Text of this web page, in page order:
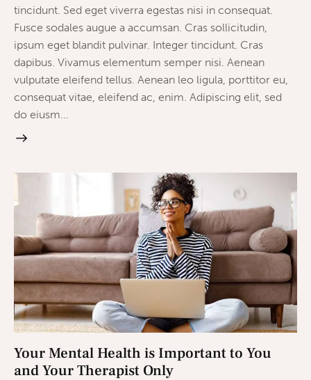
tincidunt. Sed eget viverra egestas nisi in consequat.
Fusce sodales augue a accumsan. Cras sollicitudin,
ipsum eget blandit pulvinar. Integer tincidunt. Cras
dapibus. Vivamus elementum semper nisi. Aenean
vulputate eleifend tellus. Aenean leo ligula, porttitor eu,
consequat vitae, eleifend ac, enim. Adipiscing elit, sed
do eiusm…
Your Mental Health is Important to You
and Your Therapist Only